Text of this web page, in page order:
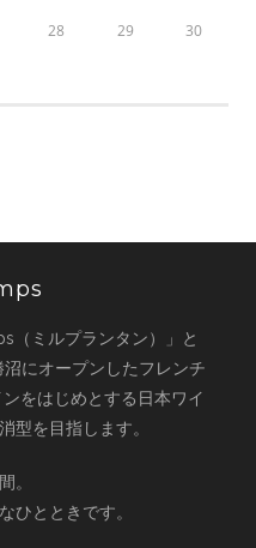
28 29 30
（ミルプランタン）」と
にオープンしたフレンチ
をはじめとする日本ワイ
型を目指します。
。
ひとときです。